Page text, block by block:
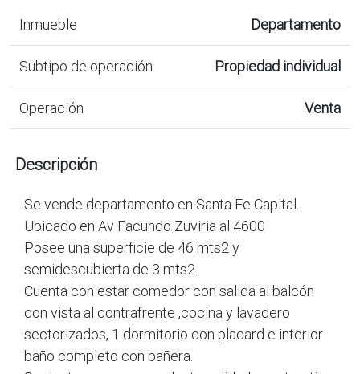
Inmueble Departamento
Subtipo de operación Propiedad individual
Operación Venta
Descripción
Se vende departamento en Santa Fe Capital.
Ubicado en Av Facundo Zuviria al 4600
Posee una superficie de 46 mts2 y
semidescubierta de 3 mts2.
Cuenta con estar comedor con salida al balcón
con vista al contrafrente ,cocina y lavadero
sectorizados, 1 dormitorio con placard e interior
baño completo con bañera.